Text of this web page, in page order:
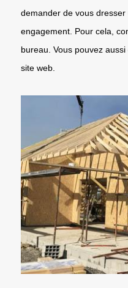
demander de vous
engagement. Pour cela,
bureau. Vous pouvez
site web.